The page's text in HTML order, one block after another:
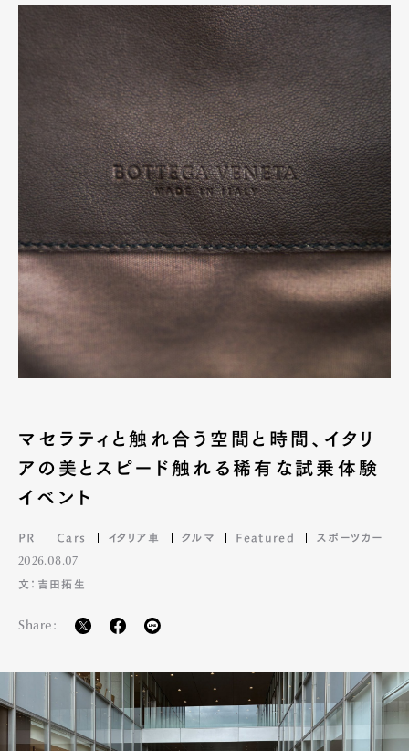
マセラティと触れ合う空間と時間、イタリ
アの美とスピード触れる稀有な試乗体験
イベント
PR Cars イタリア車 クルマ Featured スポーツカー
2026.08.07
文：吉田拓生
Share: